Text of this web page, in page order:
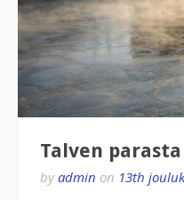
Talven
byadmin on 13th